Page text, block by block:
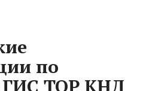
по
ТОР КНД